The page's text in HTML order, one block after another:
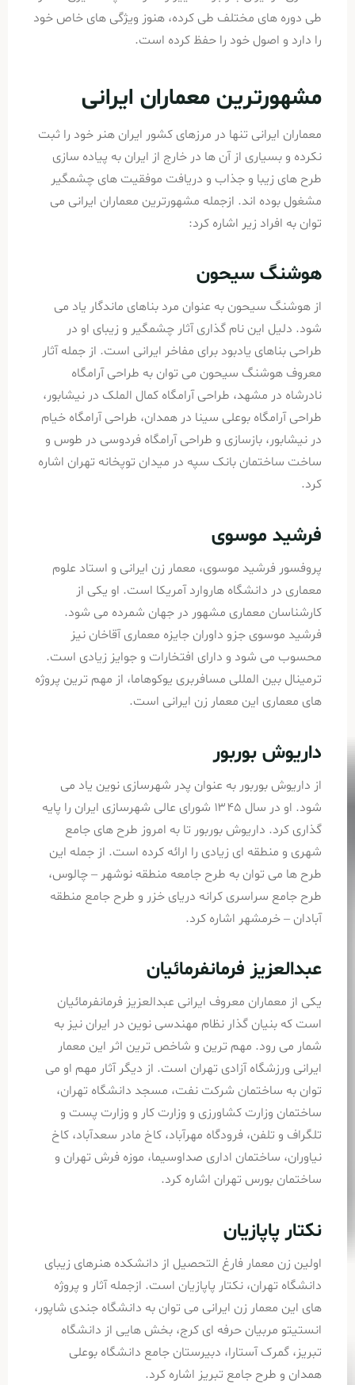
طی دوره های مختلف طی کرده، هنوز ویژگی های خاص خود
را دارد و اصول خود را حفظ کرده است.
مشهورترین معماران ایرانی
معماران ایرانی تنها در مرزهای کشور ایران هنر خود را ثبت
نکرده و بسیاری از آن ها در خارج از ایران به پیاده سازی
طرح های زیبا و جذاب و دریافت موفقیت های چشمگیر
مشغول بوده اند. ازجمله مشهورترین معماران ایرانی می
توان به افراد زیر اشاره کرد:
هوشنگ سیحون
از هوشنگ سیحون به عنوان مرد بناهای ماندگار یاد می
شود. دلیل این نام گذاری آثار چشمگیر و زیبای او در
طراحی بناهای یادبود برای مفاخر ایرانی است. از جمله آثار
معروف هوشنگ سیحون می توان به طراحی آرامگاه
نادرشاه در مشهد، طراحی آرامگاه کمال الملک در نیشابور،
طراحی آرامگاه بوعلی سینا در همدان، طراحی آرامگاه خیام
در نیشابور، بازسازی و طراحی آرامگاه فردوسی در طوس و
ساخت ساختمان بانک سپه در میدان توپخانه تهران اشاره
کرد.
فرشید موسوی
پروفسور فرشید موسوی، معمار زن ایرانی و استاد علوم
معماری در دانشگاه هاروارد آمریکا است. او یکی از
کارشناسان معماری مشهور در جهان شمرده می شود.
فرشید موسوی جزو داوران جایزه معماری آقاخان نیز
محسوب می شود و دارای افتخارات و جوایز زیادی است.
ترمینال بین المللی مسافربری یوکوهاما، از مهم ترین پروژه
های معماری این معمار زن ایرانی است.
داریوش بوربور
از داریوش بوربور به عنوان پدر شهرسازی نوین یاد می
شود. او در سال ۱۳۴۵ شورای عالی شهرسازی ایران را پایه
گذاری کرد. داریوش بوربور تا به امروز طرح های جامع
شهری و منطقه ای زیادی را ارائه کرده است. از جمله این
طرح ها می توان به طرح جامعه منطقه نوشهر – چالوس،
طرح جامع سراسری کرانه دریای خزر و طرح جامع منطقه
آبادان – خرمشهر اشاره کرد.
عبدالعزیز فرمانفرمائیان
یکی از معماران معروف ایرانی عبدالعزیز فرمانفرمائیان
است که بنیان گذار نظام مهندسی نوین در ایران نیز به
شمار می رود. مهم ترین و شاخص ترین اثر این معمار
ایرانی ورزشگاه آزادی تهران است. از دیگر آثار مهم او می
توان به ساختمان شرکت نفت، مسجد دانشگاه تهران،
ساختمان وزارت کشاورزی و وزارت کار و وزارت پست و
تلگراف و تلفن، فرودگاه مهرآباد، کاخ مادر سعدآباد، کاخ
نیاوران، ساختمان اداری صداوسیما، موزه فرش تهران و
ساختمان بورس تهران اشاره کرد.
نکتار پاپازیان
اولین زن معمار فارغ التحصیل از دانشکده هنرهای زیبای
دانشگاه تهران، نکتار پاپازیان است. ازجمله آثار و پروژه
های این معمار زن ایرانی می توان به دانشگاه جندی شاپور،
انستیتو مربیان حرفه ای کرج، بخش هایی از دانشگاه
تبریز، گمرک آستارا، دبیرستان جامع دانشگاه بوعلی
همدان و طرح جامع تبریز اشاره کرد.